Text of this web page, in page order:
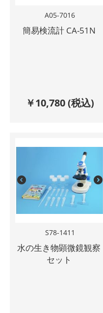
A05-7016
簡易検流計 CA-51N
￥10,780(税込)
S78-1411
水の生き物顕微鏡観察
セット